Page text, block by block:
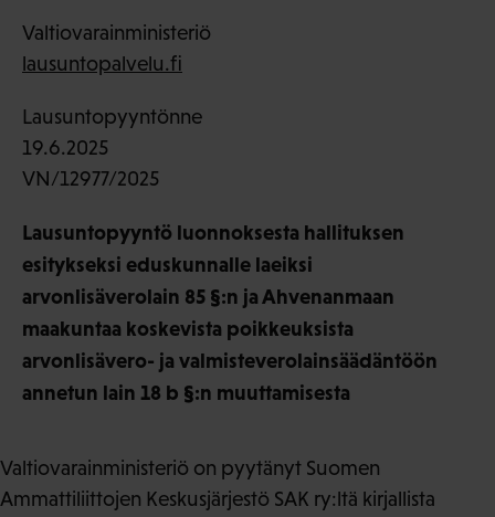
Valtiovarainministeriö
lausuntopalvelu.fi
Lausuntopyyntönne
19.6.2025
VN/12977/2025
Lausuntopyyntö luonnoksesta hallituksen
esitykseksi eduskunnalle laeiksi
arvonlisäverolain 85 §:n ja Ahvenanmaan
maakuntaa koskevista poikkeuksista
arvonlisävero- ja valmisteverolainsäädäntöön
annetun lain 18 b §:n muuttamisesta
Valtiovarainministeriö on pyytänyt Suomen
Ammattiliittojen Keskusjärjestö SAK ry:ltä kirjallista